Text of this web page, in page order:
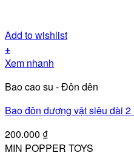
Add to wishlist
+
Sản
này
có
nhiều
biến
thể.
Xem nhanh
Bao cao su - Đôn dên
Bao đôn dương vật siêu dài
200.000 ₫
MIN POPPER TOYS